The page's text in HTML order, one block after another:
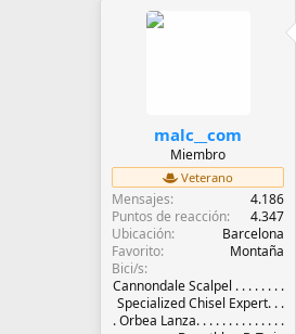
malc__com
Miembro
Veterano
Mensajes
4.186
Puntos de reacción
4.347
Ubicación
Barcelona
Favorito
Montaña
Bici/s
Cannondale Scalpel . . . . . . . .
Specialized Chisel Expert. . .
. Orbea Lanza. . . . . . . . . . . . . .